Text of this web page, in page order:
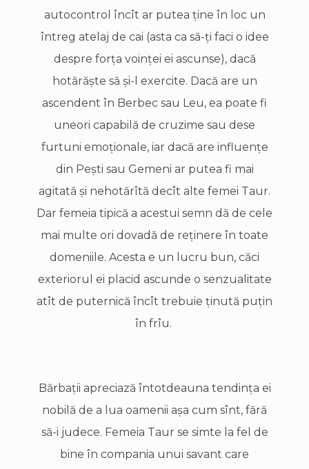
autocontrol încît ar putea ţine în loc un
întreg atelaj de cai (asta ca să-ţi faci o idee
despre forţa voinţei ei ascunse), dacă
hotărăşte să şi-l exercite. Dacă are un
ascendent în Berbec sau Leu, ea poate fi
uneori capabilă de cruzime sau dese
furtuni emoţionale, iar dacă are influenţe
din Peşti sau Gemeni ar putea fi mai
agitată şi nehotărîtă decît alte femei Taur.
Dar femeia tipică a acestui semn dă de cele
mai multe ori dovadă de reţinere în toate
domeniile. Acesta e un lucru bun, căci
exteriorul ei placid ascunde o senzualitate
atît de puternică încît trebuie ţinută puţin
în frîu.
Bărbaţii apreciază întotdeauna tendinţa ei
nobilă de a lua oamenii aşa cum sînt, fără
să-i judece. Femeia Taur se simte la fel de
bine în compania unui savant care